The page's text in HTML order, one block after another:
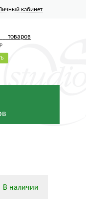
кабинет
товаров
Р
В наличии